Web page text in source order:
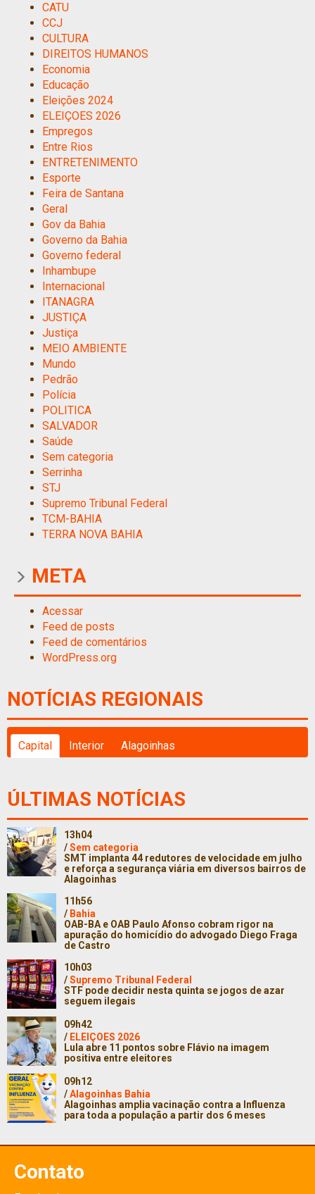
CATU
CCJ
CULTURA
DIREITOS HUMANOS
Economia
Educação
Eleições 2024
ELEIÇOES 2026
Empregos
Entre Rios
ENTRETENIMENTO
Esporte
Feira de Santana
Geral
Gov da Bahia
Governo da Bahia
Governo federal
Inhambupe
Internacional
ITANAGRA
JUSTIÇA
Justiça
MEIO AMBIENTE
Mundo
Pedrão
Polícia
POLITICA
SALVADOR
Saúde
Sem categoria
Serrinha
STJ
Supremo Tribunal Federal
TCM-BAHIA
TERRA NOVA BAHIA
META
Acessar
Feed de posts
Feed de comentários
WordPress.org
NOTÍCIAS REGIONAIS
Capital Interior Alagoinhas
ÚLTIMAS NOTÍCIAS
13h04
/Sem categoria
SMT implanta 44 redutores de velocidade em julho
e reforça a segurança viária em diversos bairros de
Alagoinhas
11h56
/ Bahia
OAB-BA e OAB Paulo Afonso cobram rigor na
apuração do homicídio do advogado Diego Fraga
de Castro
10h03
/Supremo Tribunal Federal
STF pode decidir nesta quinta se jogos de azar
seguem ilegais
09h42
/ ELEIÇOES 2026
Lula abre 11 pontos sobre Flávio na imagem
positiva entre eleitores
09h12
/Alagoinhas Bahia
Alagoinhas amplia vacinação contra a Influenza
para toda a população a partir dos 6 meses
Contato